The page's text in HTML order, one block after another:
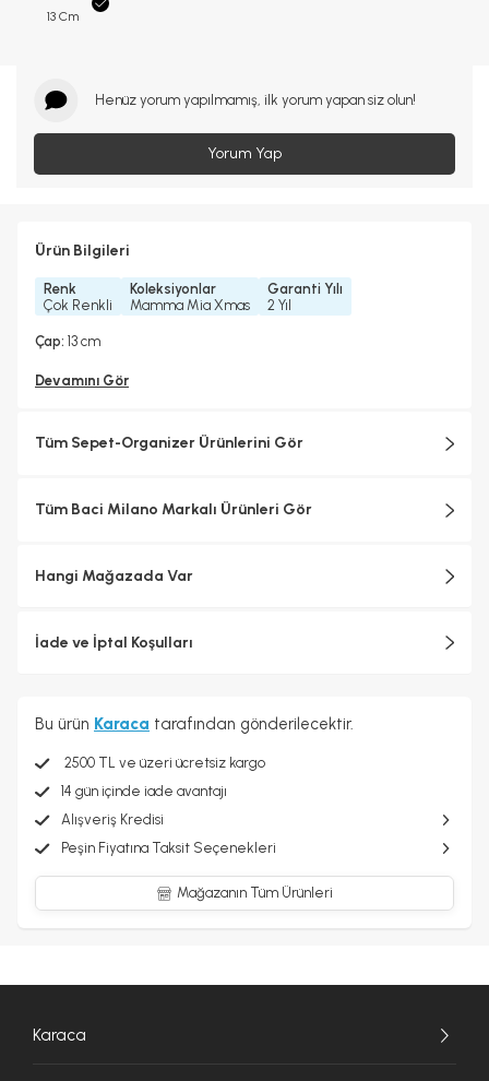
13 Cm
Henüz yorum yapılmamış, ilk yorum yapan siz olun!
Yorum Yap
Ürün Bilgileri
Renk
Çok Renkli
Koleksiyonlar
Mamma Mia Xmas
Garanti Yılı
2 Yıl
Çap: 13 cm
Devamını Gör
Tüm Sepet-Organizer Ürünlerini Gör
Tüm Baci Milano Markalı Ürünleri Gör
Hangi Mağazada Var
İade ve İptal Koşulları
Bu ürün Karaca tarafından gönderilecektir.
2500 TL ve üzeri ücretsiz kargo
14 gün içinde iade avantajı
Alışveriş Kredisi
Peşin Fiyatına Taksit Seçenekleri
Mağazanın Tüm Ürünleri
Karaca